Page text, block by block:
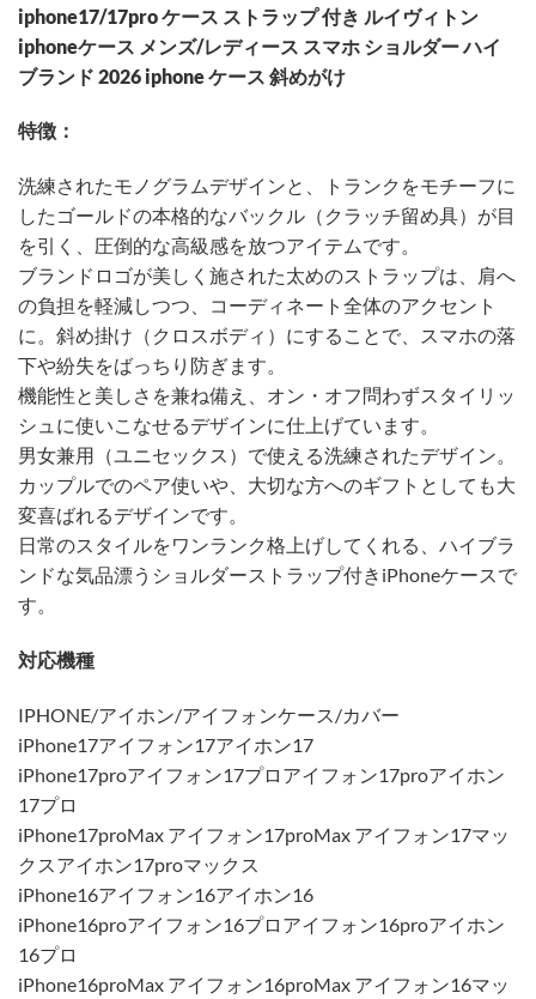
iphone17/17pro ケース ストラップ 付き ルイヴィトン
iphoneケース メンズ/レディース スマホ ショルダー ハイ
ブランド 2026 iphone ケース 斜めがけ
特徴：
洗練されたモノグラムデザインと、トランクをモチーフに
したゴールドの本格的なバックル（クラッチ留め具）が目
を引く、圧倒的な高級感を放つアイテムです。
ブランドロゴが美しく施された太めのストラップは、肩へ
の負担を軽減しつつ、コーディネート全体のアクセント
に。斜め掛け（クロスボディ）にすることで、スマホの落
下や紛失をばっちり防ぎます。
機能性と美しさを兼ね備え、オン・オフ問わずスタイリッ
シュに使いこなせるデザインに仕上げています。
男女兼用（ユニセックス）で使える洗練されたデザイン。
カップルでのペア使いや、大切な方へのギフトとしても大
変喜ばれるデザインです。
日常のスタイルをワンランク格上げしてくれる、ハイブラ
ンドな気品漂うショルダーストラップ付きiPhoneケースで
す。
対応機種
IPHONE/アイホン/アイフォンケース/カバー
iPhone17アイフォン17アイホン17
iPhone17proアイフォン17プロアイフォン17proアイホン
17プロ
iPhone17proMax アイフォン17proMax アイフォン17マッ
クスアイホン17proマックス
iPhone16アイフォン16アイホン16
iPhone16proアイフォン16プロアイフォン16proアイホン
16プロ
iPhone16proMax アイフォン16proMax アイフォン16マッ